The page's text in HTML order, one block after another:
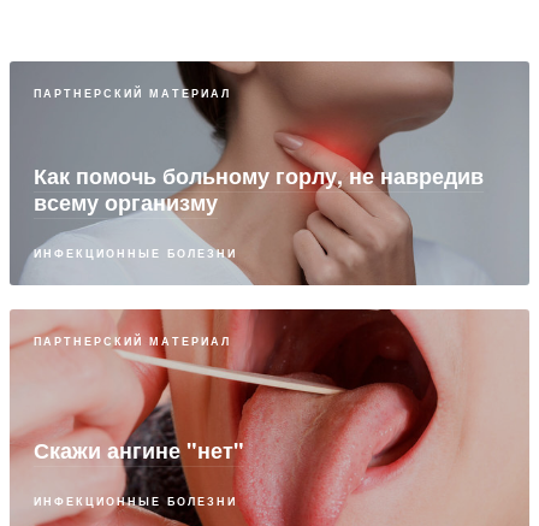
ПАРТНЕРСКИЙ МАТЕРИАЛ
Как помочь больному горлу, не навредив
всему организму
ИНФЕКЦИОННЫЕ БОЛЕЗНИ
ПАРТНЕРСКИЙ МАТЕРИАЛ
Скажи ангине "нет"
ИНФЕКЦИОННЫЕ БОЛЕЗНИ